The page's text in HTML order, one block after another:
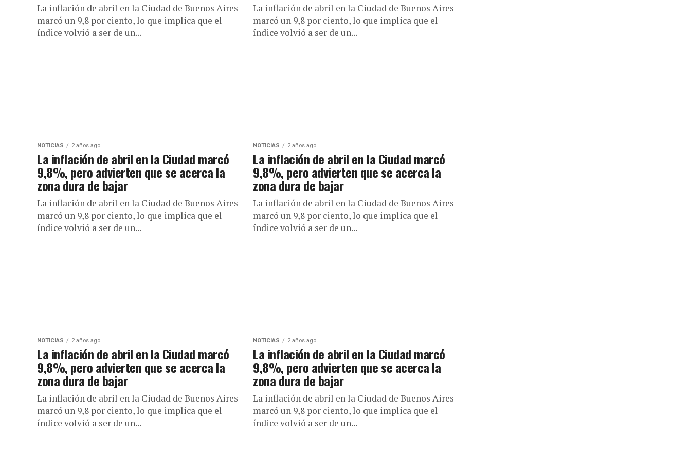
La inflación de abril en la Ciudad de Buenos Aires
marcó un 9,8 por ciento, lo que implica que el
índice volvió a ser de un...
La inflación de abril en la Ciudad de Buenos Aires
marcó un 9,8 por ciento, lo que implica que el
índice volvió a ser de un...
NOTICIAS 2 años ago
La inflación de abril en la Ciudad marcó
9,8%, pero advierten que se acerca la
zona dura de bajar
La inflación de abril en la Ciudad de Buenos Aires
marcó un 9,8 por ciento, lo que implica que el
índice volvió a ser de un...
NOTICIAS 2 años ago
La inflación de abril en la Ciudad marcó
9,8%, pero advierten que se acerca la
zona dura de bajar
La inflación de abril en la Ciudad de Buenos Aires
marcó un 9,8 por ciento, lo que implica que el
índice volvió a ser de un...
NOTICIAS 2 años ago
La inflación de abril en la Ciudad marcó
9,8%, pero advierten que se acerca la
zona dura de bajar
La inflación de abril en la Ciudad de Buenos Aires
marcó un 9,8 por ciento, lo que implica que el
índice volvió a ser de un...
NOTICIAS 2 años ago
La inflación de abril en la Ciudad marcó
9,8%, pero advierten que se acerca la
zona dura de bajar
La inflación de abril en la Ciudad de Buenos Aires
marcó un 9,8 por ciento, lo que implica que el
índice volvió a ser de un...